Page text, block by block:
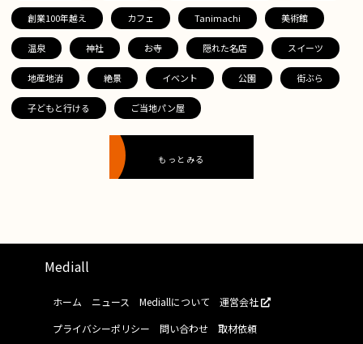
創業100年越え カフェ Tanimachi 美術館
温泉 神社 お寺 隠れた名店 スイーツ
地産地消 絶景 イベント 公園 街ぶら
子どもと行ける ご当地パン屋
もっとみる
Mediall
ホーム ニュース Mediallについて
運営会社
プライバシーポリシー
問い合わせ
取材依頼